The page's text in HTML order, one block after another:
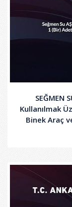
SEĞMEN
Kullanılmak
Binek Araç